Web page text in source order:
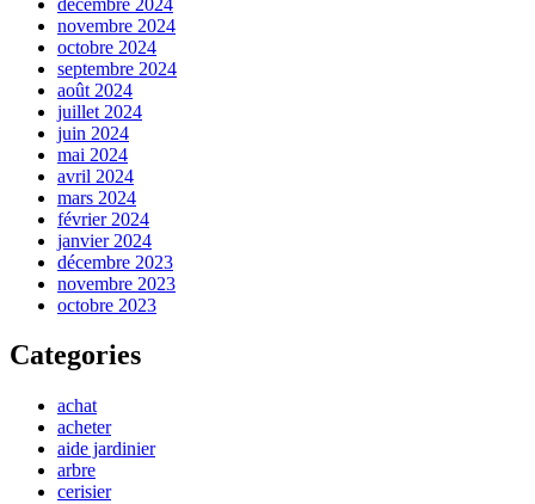
novembre 2024
octobre 2024
septembre 2024
août 2024
juillet 2024
juin 2024
mai 2024
avril 2024
mars 2024
février 2024
janvier 2024
décembre 2023
novembre 2023
octobre 2023
Categories
achat
acheter
aide jardinier
arbre
cerisier